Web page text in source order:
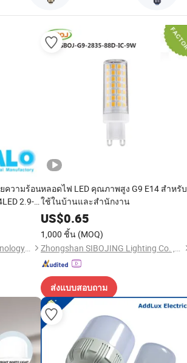
ความร้อน
2.9-
Ningbo Halolite Lighting Technology Co., Ltd.
หลอดไฟ LED คุณภาพสูง G9 E14 สำหรับ
ใช้ในบ้านและสำนักงาน
US$0.65
1,000 ชิ้น (MOQ)
Zhongshan SIBOJING Lighting Co. ,Ltd.
ส่งแบบสอบถาม